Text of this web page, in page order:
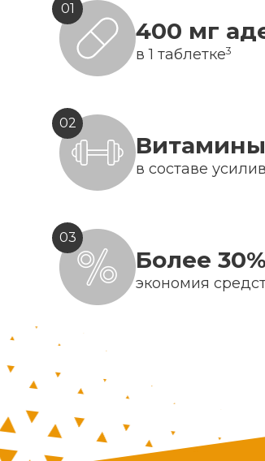
01
400 мг
в 1 таблетке3
02
Витамины
в составе
03
Более 30%
экономия